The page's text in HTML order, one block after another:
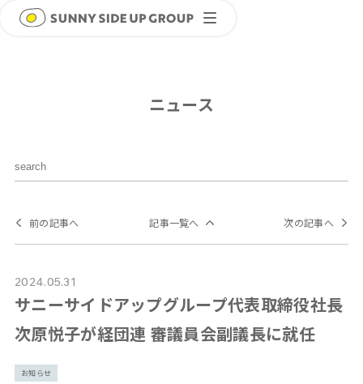
ニュース
前の記事へ 記事一覧へ 次の記事へ
2024.05.31
サニーサイドアップグループ代表取締役社長
次原悦子が経団連 審議員会副議長に就任
お知らせ